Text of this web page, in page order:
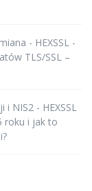
- HEXSSL -
TLS/SSL –
i NIS2 - HEXSSL
roku i jak to